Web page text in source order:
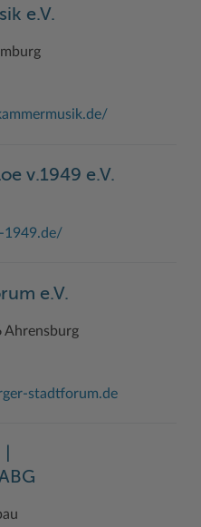
Wohnen
Stormarn
e.V.
v.1949 e.V.
e.V.
Ahrensburg
stadtforum.de